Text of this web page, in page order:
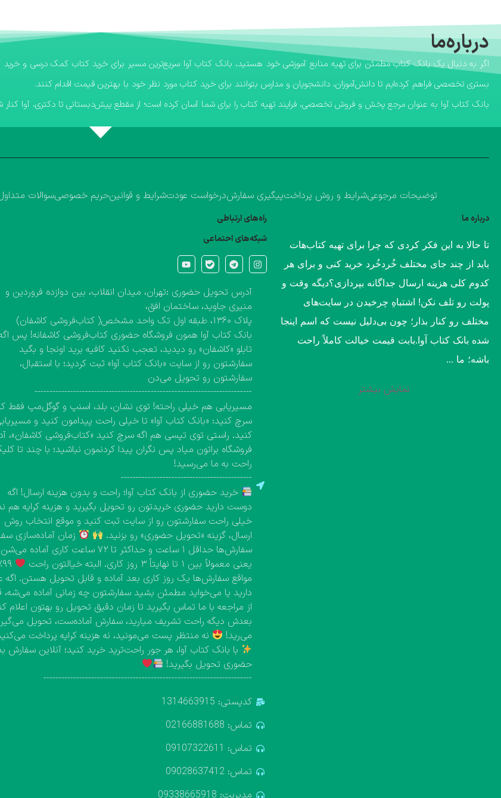
درباره‌ما
بستری تخصصی فراهم کرده‌ایم تا دانش‌آموزان، دانشجویان و مدارس بتوانند برای خرید کتاب مورد نظر خود با بهترین قیمت اقدام کنند.
​بانک کتاب آوا به عنوان مرجع پخش و فروش تخصصی، فرایند تهیه کتاب را برای شما آسان کرده است؛ از مقطع پیش‌دبستانی تا دکتری، آوا
توضیحات مرجوعیشرایط و روش پرداختپیگیری سفارشدرخواست عودتشرایط و قوانینحریم خصوصیسوالات
درباره ما
​تا حالا به این فکر کردی که چرا برای تهیه کتاب‌هات
باید از چند جای مختلف خُردخُرد خرید کنی و برای هر
کدوم کلی هزینه ارسال جداگانه بپردازی؟​دیگه وقت و
پولت رو تلف نکن! اشتباهِ چرخیدن در سایت‌های
مختلف رو کنار بذار؛ چون بی‌دلیل نیست که اسم اینجا
شده بانک کتاب آوا.​بابت قیمت خیالت کاملاً راحت
باشه؛ ما ...
نمایش بیشتر
راه‌های ارتباطی
شبکه‌های احتماعی
آدرس تحویل حضوری :تهران، میدان انقلاب، بین دوازده فروردین و
منیری جاوید، ساختمان افق،
پلاک ۱۳۶۰، طبقه اول تک واحد مشخص( کتاب‌فروشی کاشفان)
بانک کتاب آوا همون فروشگاه حضوری کتاب‌فروشی کاشفانه! پس
تابلو «کاشفان» رو دیدید، تعجب نکنید کافیه برید اونجا و بگید
سفارشتون رو از سایت «بانک کتاب آوا» ثبت کردید؛ با استقبال،
سفارشتون رو تحویل می‌دن
-------------------------------------------------------------------------
مسیریابی هم خیلی راحته! توی نشان، بلد، اسنپ و گوگل‌مپ فقط
سرچ کنید: «بانک کتاب آوا» تا خیلی راحت پیدامون کنید و
کنید. راستی توی تپسی هم اگه سرچ کنید «کتاب‌فروشی کاشفان»،
فروشگاه براتون میاد پس نگران پیدا کردنمون نباشید؛ با چند تا
راحت به ما می‌رسید!
--------------------------------------------
خرید حضوری از بانک کتاب آوا؛ راحت و بدون هزینه ارسال! اگه
دوست دارید حضوری خریدتون رو تحویل بگیرید و هزینه کرایه هم
خیلی راحت سفارشتون رو از سایت ثبت کنید و موقع انتخاب روش
ارسال، گزینه «تحویل حضوری» رو بزنید.
زمان آماده‌سازی
سفارش‌ها حداقل ۱ ساعت و حداکثر تا ۷۲ ساعت کاری آماده
یعنی معمولاً بین ۱ تا نهایتاً ۳ روز کاری. البته خیالتون راحت
مواقع سفارش‌ها یک روز کاری بعد آماده و قابل تحویل هستن. اگه
دارید یا می‌خواید مطمئن بشید سفارشتون چه زمانی آماده می‌شه،
از مراجعه با ما تماس بگیرید تا زمان دقیق تحویل رو بهتون اعلام
بعدش دیگه راحت تشریف میارید، سفارش آماده‌ست، تحویل
می‌رید!
نه منتظر پست می‌مونید، نه هزینه کرایه پرداخت
با بانک کتاب آوا، هر جور راحت‌ترید خرید کنید؛ آنلاین سفارش
حضوری تحویل بگیرید!
----------------------------------------------------------------------
کدپستی: 1314663915
تماس: 02166881688
تماس: 09107322611
تماس: 09028637412